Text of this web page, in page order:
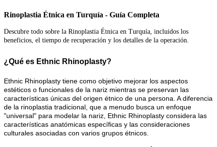
Rinoplastia Étnica en Turquía - Guía Completa
Descubre todo sobre la Rinoplastia Étnica en Turquía, incluidos los
beneficios, el tiempo de recuperación y los detalles de la operación.
¿Qué es Ethnic Rhinoplasty?
Ethnic Rhinoplasty tiene como objetivo mejorar los aspectos
estéticos o funcionales de la nariz mientras se preservan las
características únicas del origen étnico de una persona. A diferencia
de la rinoplastia tradicional, que a menudo busca un enfoque
"universal" para modelar la nariz, Ethnic Rhinoplasty considera las
características anatómicas específicas y las consideraciones
culturales asociadas con varios grupos étnicos.